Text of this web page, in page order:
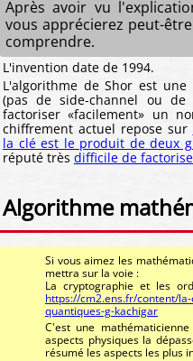
Après avoir vu
vous apprécierez peut-
comprendre.
L'invention date de 1994.
L'algorithme de Shor est
(pas de side-channel ou
factoriser «facilement» un
chiffrement actuel repose sur
la clé est le produit de deux
réputé très difficile de
Algorithme
Si vous aimez les
mettra sur la voie :
La cryptographie et les
https://cm2.ens.fr/content/
quantiques-g-kachigar
C'est une
aspects physiques la
résumé les aspects les plus